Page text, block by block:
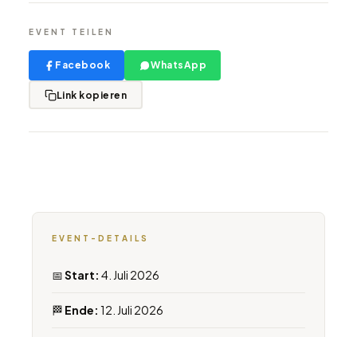
EVENT TEILEN
Facebook WhatsApp
Link kopieren
EVENT-DETAILS
📅Start: 4. Juli 2026
🏁 Ende: 12. Juli 2026